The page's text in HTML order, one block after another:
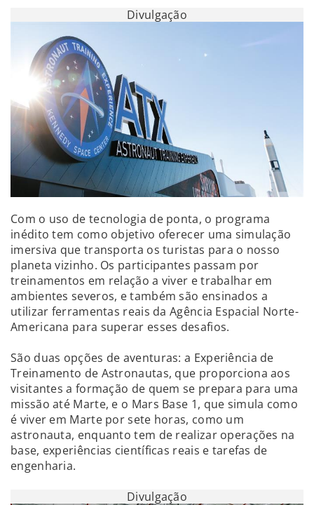
Divulgação
Com o uso de tecnologia de ponta, o programa
inédito tem como objetivo oferecer uma simulação
imersiva que transporta os turistas para o nosso
planeta vizinho. Os participantes passam por
treinamentos em relação a viver e trabalhar em
ambientes severos, e também são ensinados a
utilizar ferramentas reais da Agência Espacial Norte-
Americana para superar esses desafios.
São duas opções de aventuras: a Experiência de
Treinamento de Astronautas, que proporciona aos
visitantes a formação de quem se prepara para uma
missão até Marte, e o Mars Base 1, que simula como
é viver em Marte por sete horas, como um
astronauta, enquanto tem de realizar operações na
base, experiências científicas reais e tarefas de
engenharia.
Divulgação